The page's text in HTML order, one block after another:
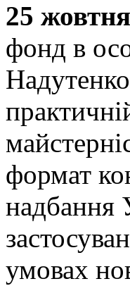
25
фонд в
формат
надбання
умовах